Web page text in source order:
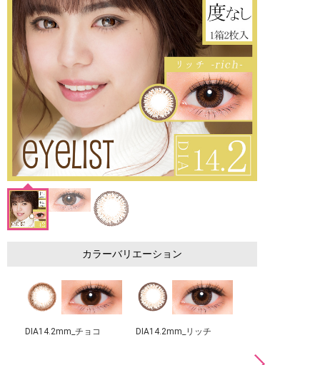
カラーバリエーション
DIA14.2mm_チョコ DIA14.2mm_リッチ